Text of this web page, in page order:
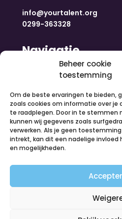
Beheer cookie
toestemming
Om de beste ervaringen te bieden,
zoals cookies om informatie over
te raadplegen. Door in te stemmen
kunnen wij gegevens zoals
verwerken. Als je geen
intrekt, kan dit een nadelige
en mogelijkheden.
info@yourtalent.org
0299-363328
Navigatie
Nieuws
Over ons
Contact
Inloggen
Vacatures
Organiseer een activiteit